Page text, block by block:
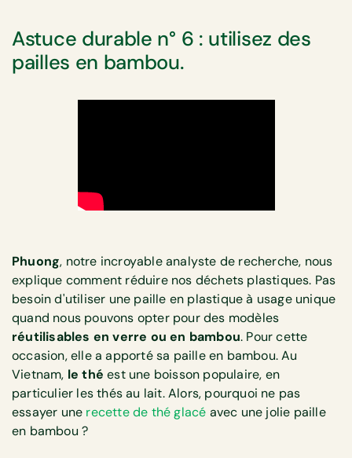
Astuce durable n° 6 : utilisez des
pailles en bambou.
Phuong, notre incroyable analyste de recherche, nous
explique comment réduire nos déchets plastiques. Pas
besoin d'utiliser une paille en plastique à usage unique
quand nous pouvons opter pour des modèles
réutilisables en verre ou en bambou. Pour cette
occasion, elle a apporté sa paille en bambou. Au
Vietnam, le thé est une boisson populaire, en
particulier les thés au lait. Alors, pourquoi ne pas
essayer une recette de thé glacé avec une jolie paille
en bambou ?